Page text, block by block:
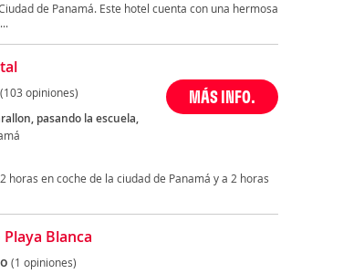
de Panamá. Este hotel cuenta con una hermosa
(103 opiniones)
pasando la escuela,
MÁS INFO.
horas en coche de la ciudad de Panamá y a 2 horas
Blanca
(1 opiniones)